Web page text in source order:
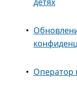
Оператор